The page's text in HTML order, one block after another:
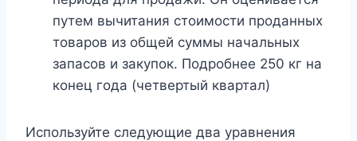
путем вычитания стоимости проданных
товаров из общей суммы начальных
запасов и закупок. Подробнее 250 кг на
конец года (четвертый квартал)
Используйте следующие два уравнения